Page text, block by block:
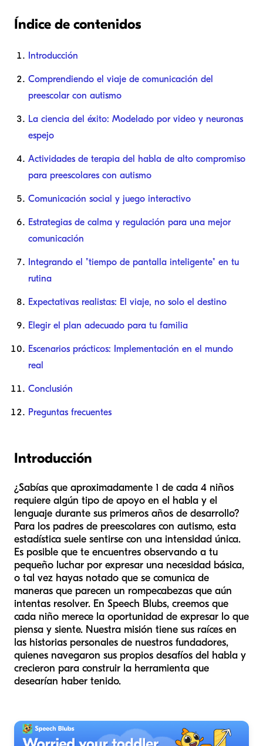
Índice de contenidos
Introducción
Comprendiendo el viaje de comunicación del
preescolar con autismo
La ciencia del éxito: Modelado por video y neuronas
espejo
Actividades de terapia del habla de alto compromiso
para preescolares con autismo
Comunicación social y juego interactivo
Estrategias de calma y regulación para una mejor
comunicación
Integrando el "tiempo de pantalla inteligente" en tu
rutina
Expectativas realistas: El viaje, no solo el destino
Elegir el plan adecuado para tu familia
Escenarios prácticos: Implementación en el mundo
real
Conclusión
Preguntas frecuentes
Introducción
¿Sabías que aproximadamente 1 de cada 4 niños
requiere algún tipo de apoyo en el habla y el
lenguaje durante sus primeros años de desarrollo?
Para los padres de preescolares con autismo, esta
estadística suele sentirse con una intensidad única.
Es posible que te encuentres observando a tu
pequeño luchar por expresar una necesidad básica,
o tal vez hayas notado que se comunica de
maneras que parecen un rompecabezas que aún
intentas resolver. En Speech Blubs, creemos que
cada niño merece la oportunidad de expresar lo que
piensa y siente. Nuestra misión tiene sus raíces en
las historias personales de nuestros fundadores,
quienes navegaron sus propios desafíos del habla y
crecieron para construir la herramienta que
desearían haber tenido.